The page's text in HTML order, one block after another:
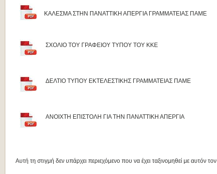
ΚΑΛΕΣΜΑ ΣΤΗΝ ΠΑΝΑΤΤΙΚΗ ΑΠΕΡΓΙΑ ΓΡΑΜΜΑΤΕΙΑΣ ΠΑΜΕ
ΣΧΟΛΙΟ ΤΟΥ ΓΡΑΦΕΙΟΥ ΤΥΠΟΥ ΤΟΥ ΚΚΕ
ΔΕΛΤΙΟ ΤΥΠΟΥ ΕΚΤΕΛΕΣΤΙΚΗΣ ΓΡΑΜΜΑΤΕΙΑΣ ΠΑΜΕ
ΑΝΟΙΧΤΗ ΕΠΙΣΤΟΛΗ ΓΙΑ ΤΗΝ ΠΑΝΑΤΤΙΚΗ ΑΠΕΡΓΙΑ
Αυτή τη στιγμή δεν υπάρχει περιεχόμενο που να έχει ταξινομηθεί με αυτόν